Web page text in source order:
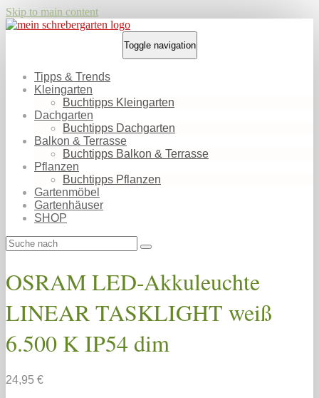
Skip to main content
Toggle navigation
Tipps & Trends
Kleingarten
Buchtipps Kleingarten
Dachgarten
Buchtipps Dachgarten
Balkon & Terrasse
Buchtipps Balkon & Terrasse
Pflanzen
Buchtipps Pflanzen
Gartenmöbel
Gartenhäuser
SHOP
OSRAM LED-Akkuleuchte
LINEAR TASKLIGHT weiß
6.500 K IP54 dim
24,95 €